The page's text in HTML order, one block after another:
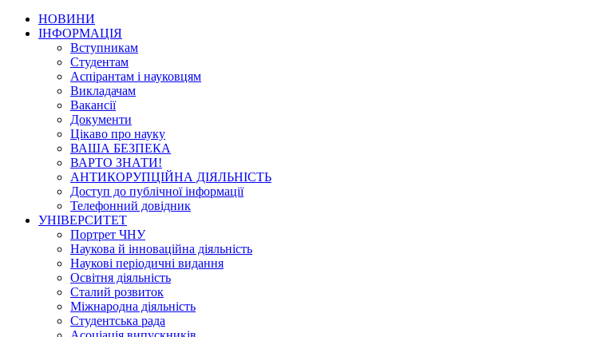
НОВИНИ
ІНФОРМАЦІЯ
Вступникам
Студентам
Аспірантам і науковцям
Викладачам
Вакансії
Документи
Цікаво про науку
ВАША БЕЗПЕКА
ВАРТО ЗНАТИ!
АНТИКОРУПЦІЙНА ДІЯЛЬНІСТЬ
Доступ до публічної інформації
Телефонний довідник
УНІВЕРСИТЕТ
Портрет ЧНУ
Наукова й інноваційна діяльність
Наукові періодичні видання
Освітня діяльність
Сталий розвиток
Міжнародна діяльність
Студентська рада